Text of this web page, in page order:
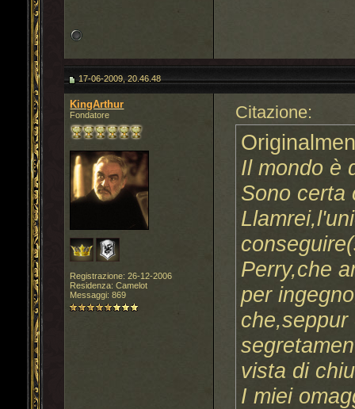
17-06-2009, 20.46.48
KingArthur
Fondatore
Registrazione: 26-12-2006
Residenza: Camelot
Messaggi: 869
Citazione:
Il mondo è
Sono certa
Perry,che
per
vista di
I miei